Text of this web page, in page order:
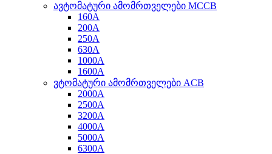
ავტომატური ამომრთველები MCCB
160A
200A
250A
630A
1000A
1600A
ვტომატური ამომრთველები ACB
2000A
2500A
3200A
4000A
5000A
6300A